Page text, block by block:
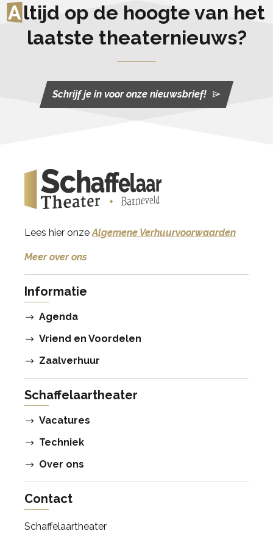
Altijd op de hoogte van het
laatste theaternieuws?
Schrijf je in voor onze nieuwsbrief!
Lees hier onze Algemene Verhuurvoorwaarden
Meer over ons
Informatie
Agenda
Vriend en Voordelen
Zaalverhuur
Schaffelaartheater
Vacatures
Techniek
Over ons
Contact
Schaffelaartheater